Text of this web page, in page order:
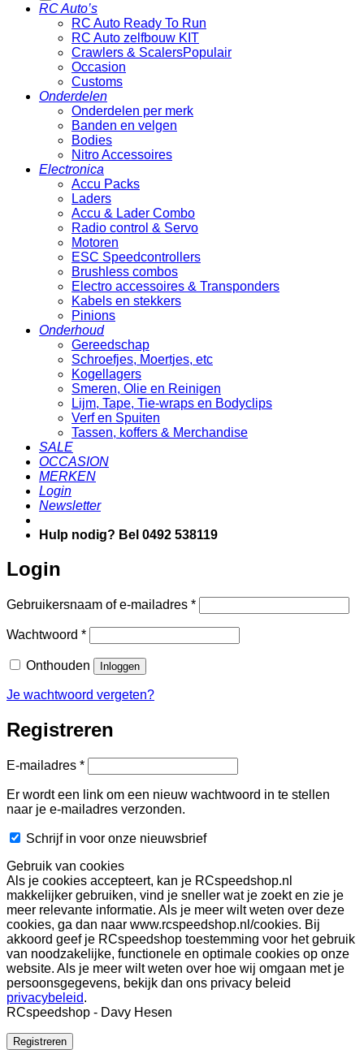
RC Auto’s
RC Auto Ready To Run
RC Auto zelfbouw KIT
Crawlers & Scalers
Occasion
Customs
Onderdelen
Onderdelen per merk
Banden en velgen
Bodies
Nitro Accessoires
Electronica
Accu Packs
Laders
Accu & Lader Combo
Radio control & Servo
Motoren
ESC Speedcontrollers
Brushless combos
Electro accessoires & Transponders
Kabels en stekkers
Pinions
Onderhoud
Gereedschap
Schroefjes, Moertjes, etc
Kogellagers
Smeren, Olie en Reinigen
Lijm, Tape, Tie-wraps en Bodyclips
Verf en Spuiten
Tassen, koffers & Merchandise
SALE
OCCASION
MERKEN
Login
Newsletter
Hulp nodig? Bel 0492 538119
Login
Gebruikersnaam of e-mailadres *Vereist
Wachtwoord *Vereist
Onthouden Inloggen
Je wachtwoord vergeten?
Registreren
E-mailadres *Vereist
Er wordt een link om een nieuw wachtwoord in te stellen
naar je e-mailadres verzonden.
Schrijf in voor onze nieuwsbrief
Gebruik van cookies
Als je cookies accepteert, kan je RCspeedshop.nl
makkelijker gebruiken, vind je sneller wat je zoekt en zie je
meer relevante informatie. Als je meer wilt weten over deze
cookies, ga dan naar www.rcspeedshop.nl/cookies. Bij
akkoord geef je RCspeedshop toestemming voor het gebruik
van noodzakelijke, functionele en optimale cookies op onze
website. Als je meer wilt weten over hoe wij omgaan met je
persoonsgegevens, bekijk dan ons privacy beleid
privacybeleid.
RCspeedshop - Davy Hesen
Registreren